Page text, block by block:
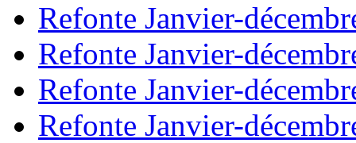
Refonte Janvier-
Refonte Janvier-
Refonte Janvier-
Refonte Janvier-